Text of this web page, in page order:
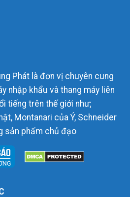
Phát là đơn vị chuyên cung
nhập khẩu và thang máy liên
tiếng trên thế giới như;
Montanari của Ý, Schneider
sản phẩm chủ đạo